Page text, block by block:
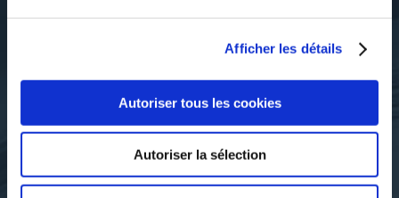
Afficher les détails
Autoriser tous les cookies
Autoriser la sélection
A DESCRIPTIVE
GRAMMAR OF
HURRIAN
sciences-culture-scientifique
A GLOSSARY OF
HURRIAN AND
KASSITE
sciences-culture-scientifique